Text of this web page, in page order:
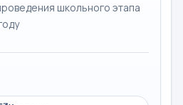
школьного этапа